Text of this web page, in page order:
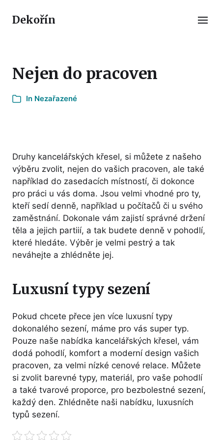
Dekořín
Nejen do pracoven
In Nezařazené
Druhy kancelářských křesel, si můžete z našeho
výběru zvolit, nejen do vašich pracoven, ale také
například do zasedacích místností, či dokonce
pro práci u vás doma. Jsou velmi vhodné pro ty,
kteří sedí denně, například u počítačů či u svého
zaměstnání. Dokonale vám zajistí správné držení
těla a jejich partiií, a tak budete denně v pohodlí,
které hledáte. Výběr je velmi pestrý a tak
neváhejte a zhlédněte jej.
Luxusní typy sezení
Pokud chcete přece jen více luxusní typy
dokonalého sezení, máme pro vás super typ.
Pouze naše nabídka kancelářských křesel, vám
dodá pohodlí, komfort a moderní design vašich
pracoven, za velmi nízké cenové relace. Můžete
si zvolit barevné typy, materiál, pro vaše pohodlí
a také tvarové proporce, pro bezbolestné sezení,
každý den. Zhlédněte naši nabídku, luxusních
typů sezení.